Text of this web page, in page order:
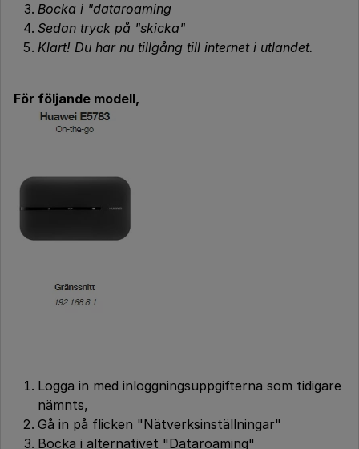
Bocka i "dataroaming
Sedan tryck på "skicka"
Klart! Du har nu tillgång till internet i utlandet.
För följande modell,
Logga in med inloggningsuppgifterna som tidigare
nämnts,
Gå in på flicken "Nätverksinställningar"
Bocka i alternativet "Dataroaming"